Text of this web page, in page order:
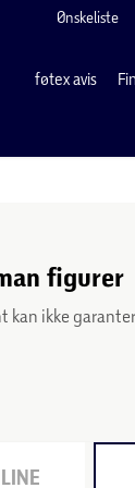
Ønskeliste
føtex avis
figurer
kan ikke